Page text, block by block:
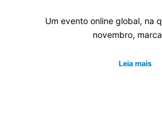
Um evento online global, na
novembro,
Leia mais